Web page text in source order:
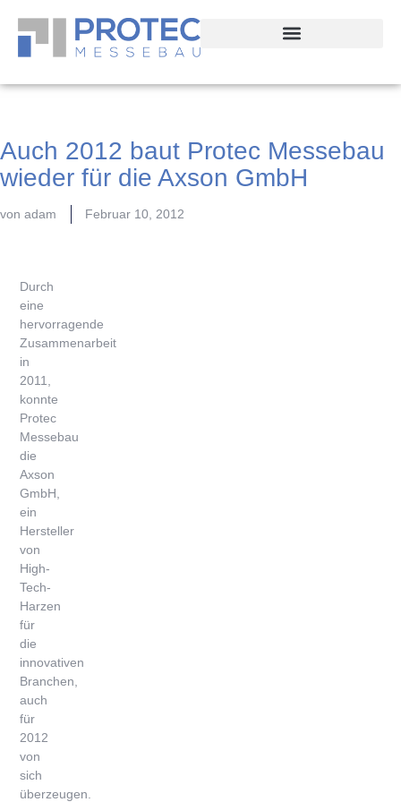
Auch 2012 baut Protec Messebau
wieder für die Axson GmbH
von adam Februar 10, 2012
Durch
eine
hervorragende
Zusammenarbeit
in
2011,
konnte
Protec
Messebau
die
Axson
GmbH,
ein
Hersteller
von
High-
Tech-
Harzen
für
die
innovativen
Branchen,
auch
für
2012
von
sich
überzeugen.